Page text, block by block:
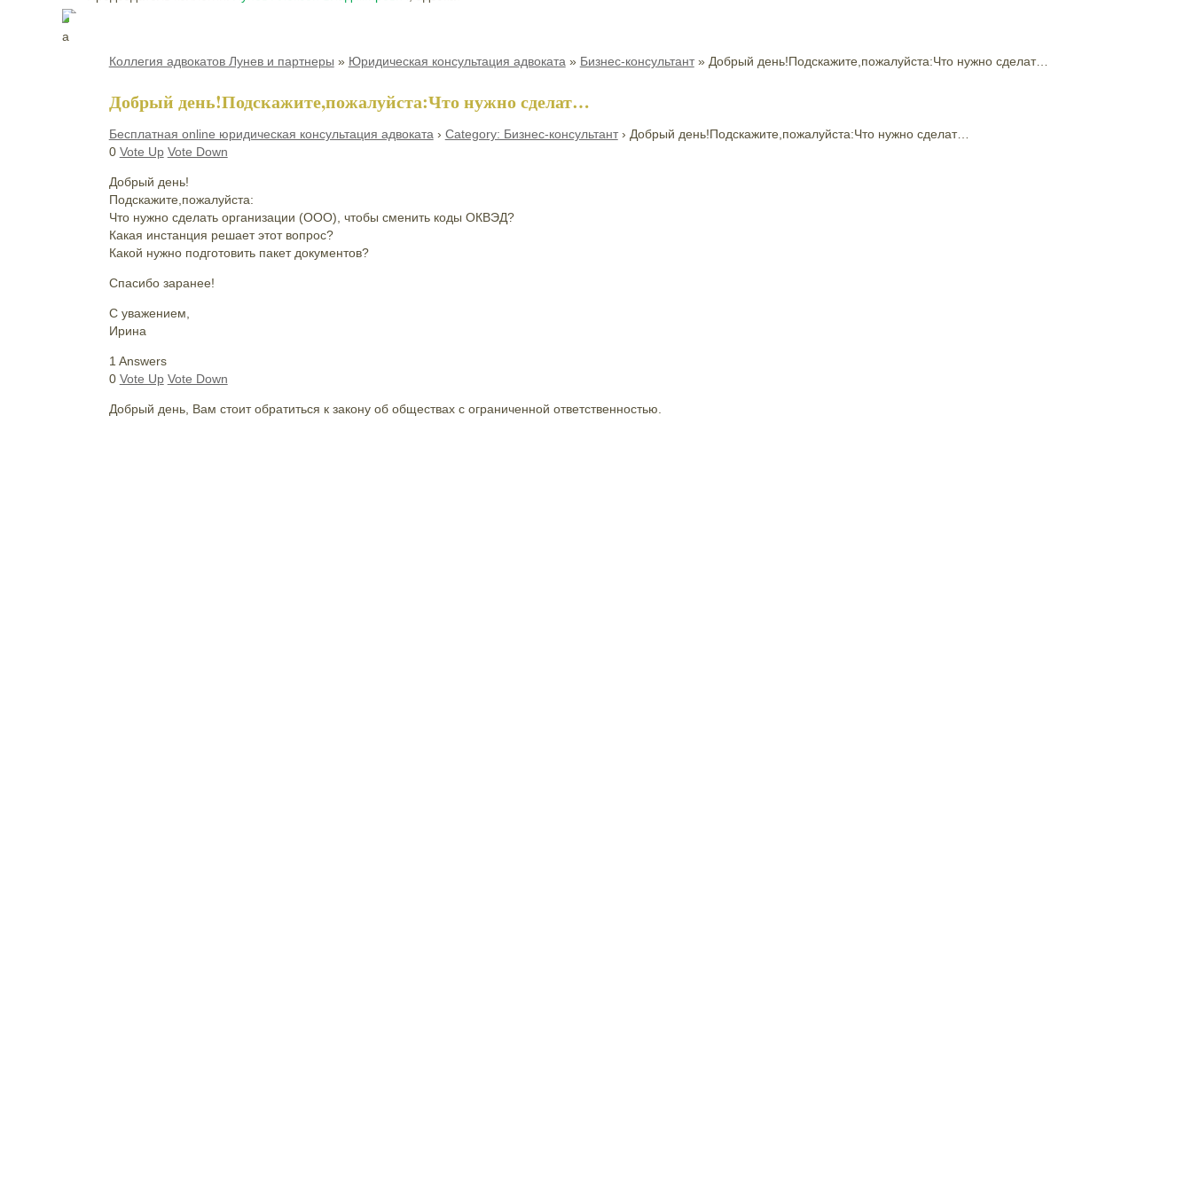
Коллегия адвокатов Лунев и партнеры » Юридическая консультация адвоката » Бизнес-консультант» Добрый день!Подскажите,пожалуйста:Что нужно сделат…
Добрый день!Подскажите,пожалуйста:Что нужно сделат…
Бесплатная online юридическая консультация адвоката › Category: Бизнес-консультант› Добрый день!Подскажите,пожалуйста:Что нужно сделат…
0 Vote Up Vote Down
Добрый день!
Подскажите,пожалуйста:
Что нужно сделать организации (ООО), чтобы сменить коды ОКВЭД?
Какая инстанция решает этот вопрос?
Какой нужно подготовить пакет документов?
Спасибо заранее!
С уважением,
Ирина
1 Answers
0 Vote Up Vote Down
Добрый день, Вам стоит обратиться к закону об обществах с ограниченной ответственностью.